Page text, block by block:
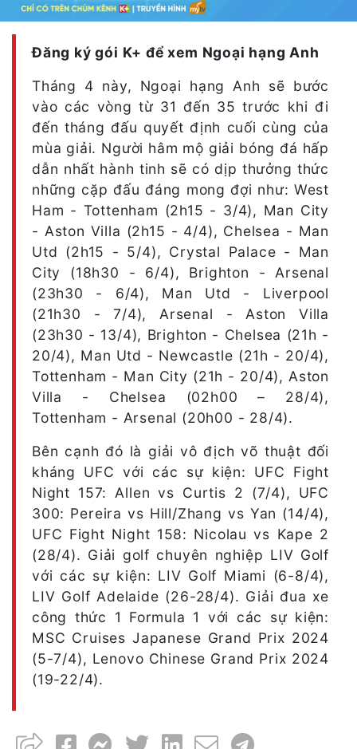
Đăng ký gói K+ để xem Ngoại hạng Anh
Tháng 4 này, Ngoại hạng Anh sẽ bước
vào các vòng từ 31 đến 35 trước khi đi
đến tháng đấu quyết định cuối cùng của
mùa giải. Người hâm mộ giải bóng đá hấp
dẫn nhất hành tinh sẽ có dịp thưởng thức
những cặp đấu đáng mong đợi như: West
Ham - Tottenham (2h15 - 3/4), Man City
- Aston Villa (2h15 - 4/4), Chelsea - Man
Utd (2h15 - 5/4), Crystal Palace - Man
City (18h30 - 6/4), Brighton - Arsenal
(23h30 - 6/4), Man Utd - Liverpool
(21h30 - 7/4), Arsenal - Aston Villa
(23h30 - 13/4), Brighton - Chelsea (21h -
20/4), Man Utd - Newcastle (21h - 20/4),
Tottenham - Man City (21h - 20/4), Aston
Villa - Chelsea (02h00 – 28/4),
Tottenham - Arsenal (20h00 - 28/4).
Bên cạnh đó là giải vô địch võ thuật đối
kháng UFC với các sự kiện: UFC Fight
Night 157: Allen vs Curtis 2 (7/4), UFC
300: Pereira vs Hill/Zhang vs Yan (14/4),
UFC Fight Night 158: Nicolau vs Kape 2
(28/4). Giải golf chuyên nghiệp LIV Golf
với các sự kiện: LIV Golf Miami (6-8/4),
LIV Golf Adelaide (26-28/4). Giải đua xe
công thức 1 Formula 1 với các sự kiện:
MSC Cruises Japanese Grand Prix 2024
(5-7/4), Lenovo Chinese Grand Prix 2024
(19-22/4).